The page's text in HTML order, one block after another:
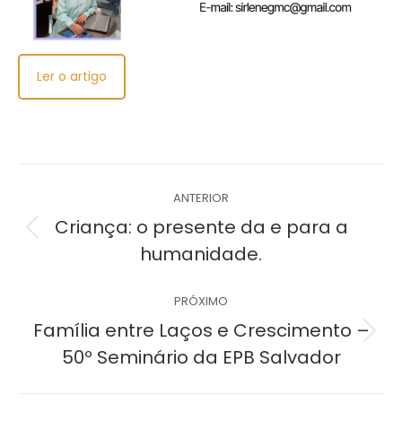
Ler o artigo
de
ANTERIOR
Post
anterior:
Criança: o presente da e para a
humanidade.
PRÓXIMO
Próximo
post:
Família entre Laços e Crescimento –
50º Seminário da EPB Salvador